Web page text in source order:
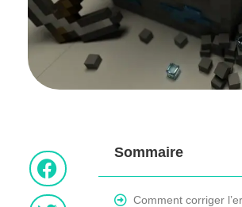
Sommaire
Comment corriger